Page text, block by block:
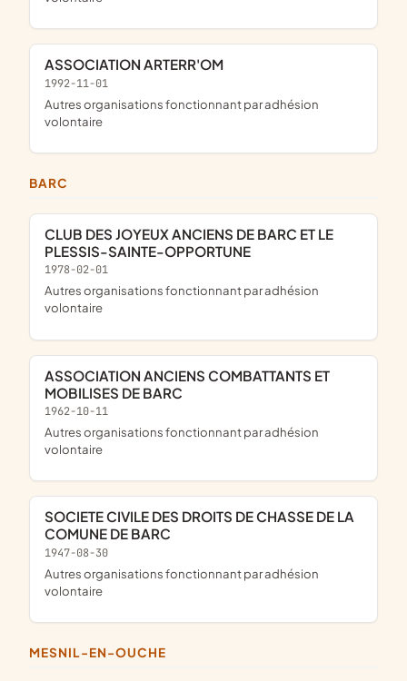
ASSOCIATION ARTERR'OM
1992-11-01
Autres organisations fonctionnant par adhésion
volontaire
BARC
CLUB DES JOYEUX ANCIENS DE BARC ET LE
PLESSIS-SAINTE-OPPORTUNE
1978-02-01
Autres organisations fonctionnant par adhésion
volontaire
ASSOCIATION ANCIENS COMBATTANTS ET
MOBILISES DE BARC
1962-10-11
Autres organisations fonctionnant par adhésion
volontaire
SOCIETE CIVILE DES DROITS DE CHASSE DE LA
COMUNE DE BARC
1947-08-30
Autres organisations fonctionnant par adhésion
volontaire
MESNIL-EN-OUCHE